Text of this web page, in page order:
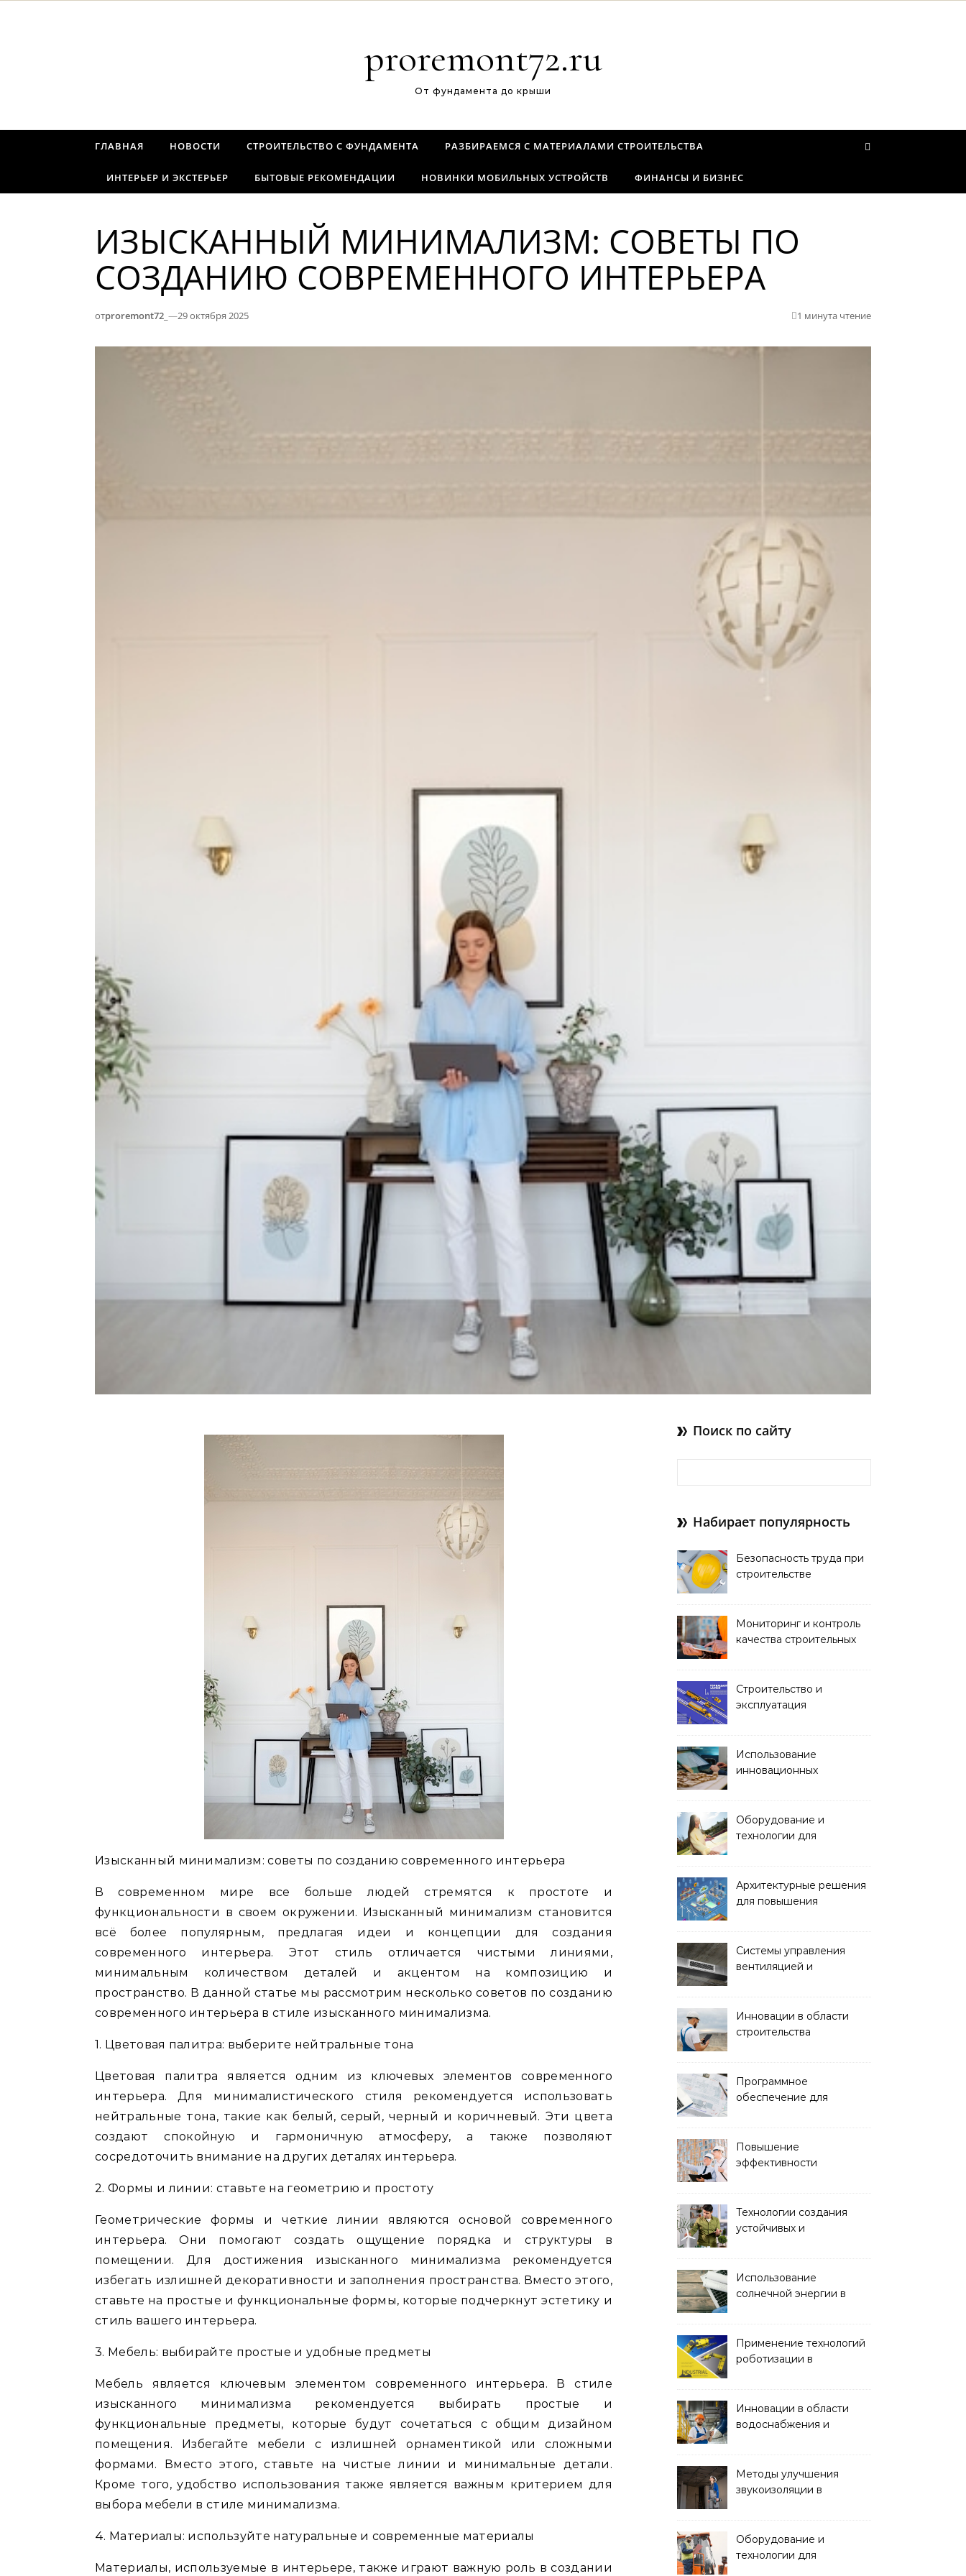
proremont72.ru
От фундамента до крыши
ГЛАВНАЯ НОВОСТИ СТРОИТЕЛЬСТВО С ФУНДАМЕНТА РАЗБИРАЕМСЯ С МАТЕРИАЛАМИ СТРОИТЕЛЬСТВА
ИНТЕРЬЕР И ЭКСТЕРЬЕР БЫТОВЫЕ РЕКОМЕНДАЦИИ НОВИНКИ МОБИЛЬНЫХ УСТРОЙСТВ ФИНАНСЫ И БИЗНЕС
ИЗЫСКАННЫЙ МИНИМАЛИЗМ: СОВЕТЫ ПО
СОЗДАНИЮ СОВРЕМЕННОГО ИНТЕРЬЕРА
отproremont72_ —29 октября 2025 1 минута чтение
Изысканный минимализм: советы по созданию современного интерьера
В современном мире все больше людей стремятся к простоте и
функциональности в своем окружении. Изысканный минимализм становится
всё более популярным, предлагая идеи и концепции для создания
современного интерьера. Этот стиль отличается чистыми линиями,
минимальным количеством деталей и акцентом на композицию и
пространство. В данной статье мы рассмотрим несколько советов по созданию
современного интерьера в стиле изысканного минимализма.
1. Цветовая палитра: выберите нейтральные тона
Цветовая палитра является одним из ключевых элементов современного
интерьера. Для минималистического стиля рекомендуется использовать
нейтральные тона, такие как белый, серый, черный и коричневый. Эти цвета
создают спокойную и гармоничную атмосферу, а также позволяют
сосредоточить внимание на других деталях интерьера.
2. Формы и линии: ставьте на геометрию и простоту
Геометрические формы и четкие линии являются основой современного
интерьера. Они помогают создать ощущение порядка и структуры в
помещении. Для достижения изысканного минимализма рекомендуется
избегать излишней декоративности и заполнения пространства. Вместо этого,
ставьте на простые и функциональные формы, которые подчеркнут эстетику и
стиль вашего интерьера.
3. Мебель: выбирайте простые и удобные предметы
Мебель является ключевым элементом современного интерьера. В стиле
изысканного минимализма рекомендуется выбирать простые и
функциональные предметы, которые будут сочетаться с общим дизайном
помещения. Избегайте мебели с излишней орнаментикой или сложными
формами. Вместо этого, ставьте на чистые линии и минимальные детали.
Кроме того, удобство использования также является важным критерием для
выбора мебели в стиле минимализма.
4. Материалы: используйте натуральные и современные материалы
Материалы, используемые в интерьере, также играют важную роль в создании
Поиск по сайту
Набирает популярность
Безопасность труда при
строительстве
Мониторинг и контроль
качества строительных
Строительство и
эксплуатация
Использование
инновационных
Оборудование и
технологии для
Архитектурные решения
для повышения
Системы управления
вентиляцией и
Инновации в области
строительства
Программное
обеспечение для
строительством
Повышение
эффективности
технологий
Технологии создания
устойчивых и
Использование
солнечной энергии в
Применение технологий
роботизации в
Инновации в области
водоснабжения и
Методы улучшения
звукоизоляции в
Оборудование и
технологии для